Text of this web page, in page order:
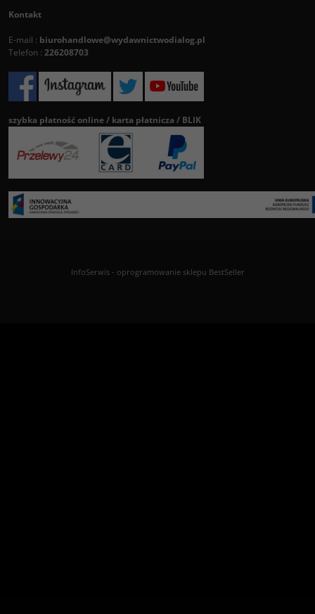
Kontakt
E-mail : biurohandlowe@wydawnictwodialog.pl
Telefon : 226208703
szybka płatność online / karta płatnicza / BLIK
InfoSerwis- oprogramowanie sklepu BestSeller